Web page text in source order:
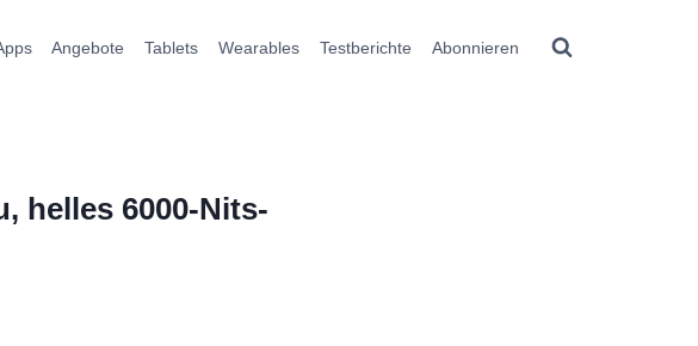
Angebote Tablets Wearables Testberichte Abonnieren
helles 6000-Nits-